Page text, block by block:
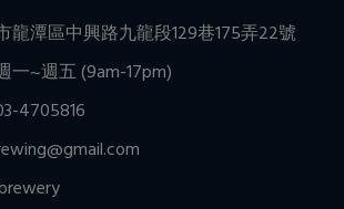
龍潭區中興路九龍段129巷175弄22號
一~週五 (9am-17pm)
4705816